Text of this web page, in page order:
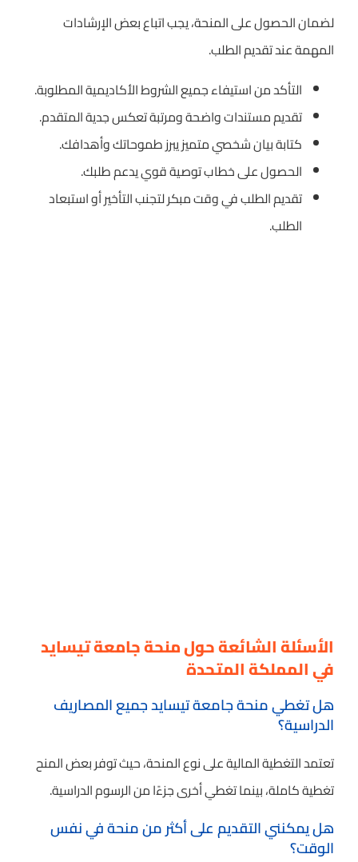
لضمان الحصول على المنحة، يجب اتباع بعض الإرشادات
المهمة عند تقديم الطلب.
التأكد من استيفاء جميع الشروط الأكاديمية المطلوبة.
تقديم مستندات واضحة ومرتبة تعكس جدية المتقدم.
كتابة بيان شخصي متميز يبرز طموحاتك وأهدافك.
الحصول على خطاب توصية قوي يدعم طلبك.
تقديم الطلب في وقت مبكر لتجنب التأخير أو استبعاد
الطلب.
الأسئلة الشائعة حول منحة جامعة تيسايد
في المملكة المتحدة
هل تغطي منحة جامعة تيسايد جميع المصاريف
الدراسية؟
تعتمد التغطية المالية على نوع المنحة، حيث توفر بعض المنح
تغطية كاملة، بينما تغطي أخرى جزءًا من الرسوم الدراسية.
هل يمكنني التقديم على أكثر من منحة في نفس
الوقت؟